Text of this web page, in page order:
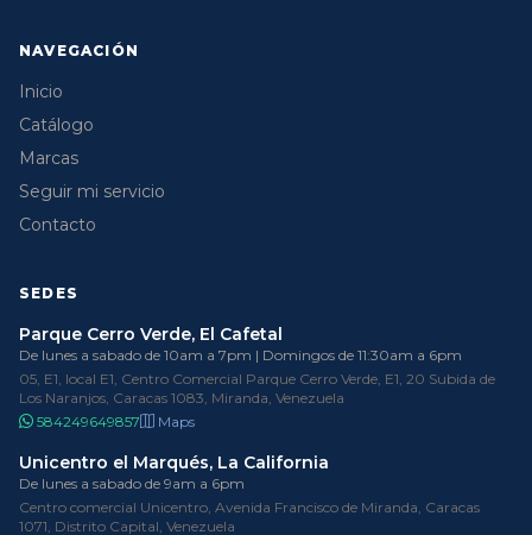
NAVEGACIÓN
Inicio
Catálogo
Marcas
Seguir mi servicio
Contacto
SEDES
Parque Cerro Verde, El Cafetal
De lunes a sabado de 10am a 7pm | Domingos de 11:30am a 6pm
05, E1, local E1, Centro Comercial Parque Cerro Verde, E1, 20 Subida de
Los Naranjos, Caracas 1083, Miranda, Venezuela
584249649857
Maps
Unicentro el Marqués, La California
De lunes a sabado de 9am a 6pm
Centro comercial Unicentro, Avenida Francisco de Miranda, Caracas
1071, Distrito Capital, Venezuela